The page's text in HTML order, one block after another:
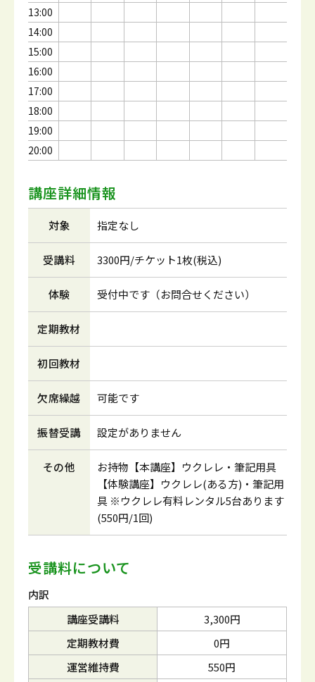
13:00
14:00
15:00
16:00
17:00
18:00
19:00
20:00
講座詳細情報
対象 指定なし
受講料 3300円/チケット1枚(税込)
体験 受付中です（お問合せください）
定期教材
初回教材
欠席繰越 可能です
振替受講 設定がありません
その他
お持物【本講座】ウクレレ・筆記用具
【体験講座】ウクレレ(ある方)・筆記用
具 ※ウクレレ有料レンタル5台あります
(550円/1回)
受講料について
内訳
講座受講料
3,300円
定期教材費
0円
運営維持費
550円